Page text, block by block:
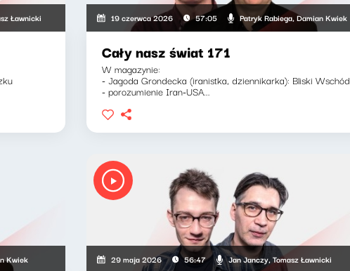
Ławnicki 19 czerwca 2026 57:05 Patryk Rabiega, Damian Kwiek
Cały nasz świat 171
W magazynie:
- Jagoda Grondecka (iranistka, dziennikarka): Bliski Wschód
- porozumienie Iran-USA...
Kwiek 29 maja 2026 56:47 Jan Janczy, Tomasz Ławnicki